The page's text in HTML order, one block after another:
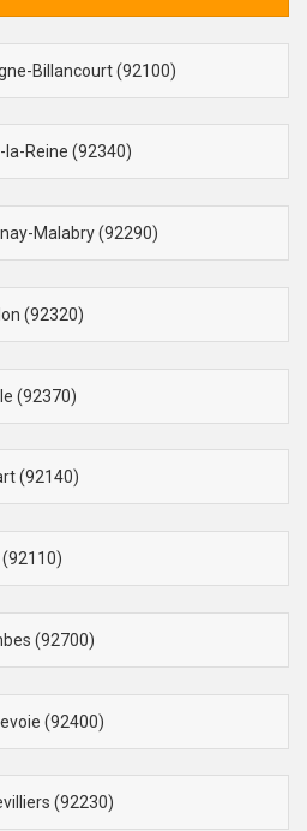
Billancourt (92100)
la-Reine (92340)
Malabry (92290)
(92320)
(92370)
(92140)
(92110)
(92700)
(92400)
(92230)